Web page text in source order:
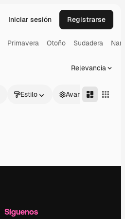
Iniciar sesión Registrarse
Primavera Otoño Sudadera
Relevancia
Estilo Avanzado
Síguenos